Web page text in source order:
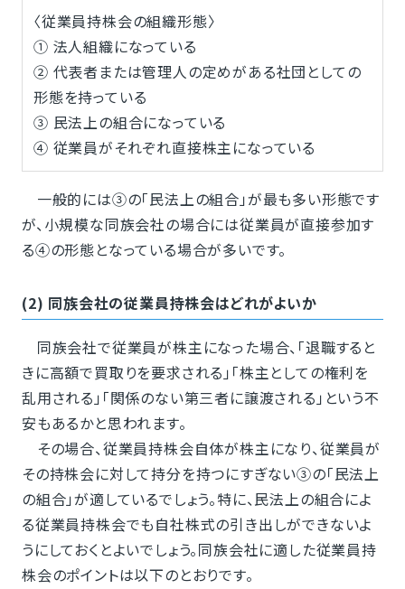
〈従業員持株会の組織形態〉
① 法人組織になっている
② 代表者または管理人の定めがある社団としての
形態を持っている
③ 民法上の組合になっている
④ 従業員がそれぞれ直接株主になっている
一般的には③の「民法上の組合」が最も多い形態です
が、小規模な同族会社の場合には従業員が直接参加す
る④の形態となっている場合が多いです。
(2) 同族会社の従業員持株会はどれがよいか
同族会社で従業員が株主になった場合、｢退職すると
きに高額で買取りを要求される」｢株主としての権利を
乱用される」「関係のない第三者に譲渡される」という不
安もあるかと思われます。
その場合、従業員持株会自体が株主になり、従業員が
その持株会に対して持分を持つにすぎない③の「民法上
の組合」が適しているでしょう。特に、民法上の組合によ
る従業員持株会でも自社株式の引き出しができないよ
うにしておくとよいでしょう。同族会社に適した従業員持
株会のポイントは以下のとおりです。